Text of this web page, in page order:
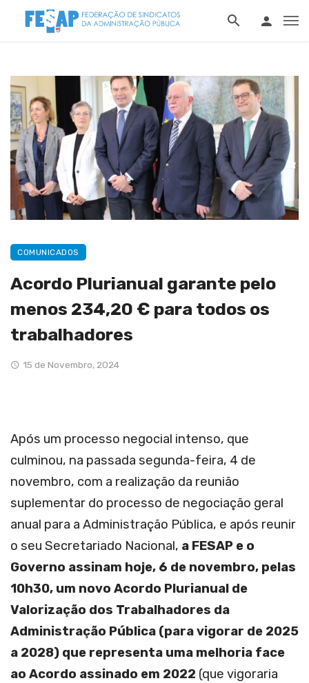
COMUNICADOS
Acordo Plurianual garante pelo
menos 234,20 € para todos os
trabalhadores
15 de Novembro, 2024
Após um processo negocial intenso, que
culminou, na passada segunda-feira, 4 de
novembro, com a realização da reunião
suplementar do processo de negociação geral
anual para a Administração Pública, e após reunir
o seu Secretariado Nacional, a FESAP e o
Governo assinam hoje, 6 de novembro, pelas
10h30, um novo Acordo Plurianual de
Valorização dos Trabalhadores da
Administração Pública (para vigorar de 2025
a 2028) que representa uma melhoria face
ao Acordo assinado em 2022 (que vigoraria